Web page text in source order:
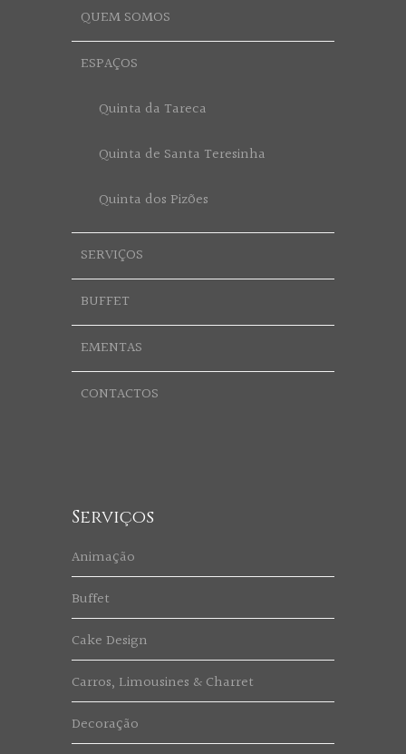
QUEM SOMOS
ESPAÇOS
Quinta da Tareca
Quinta de Santa Teresinha
Quinta dos Pizões
SERVIÇOS
BUFFET
EMENTAS
CONTACTOS
Serviços
Animação
Buffet
Cake Design
Carros, Limousines & Charret
Decoração